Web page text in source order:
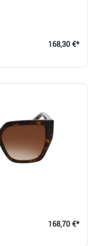
168,30 €*
168,70 €*